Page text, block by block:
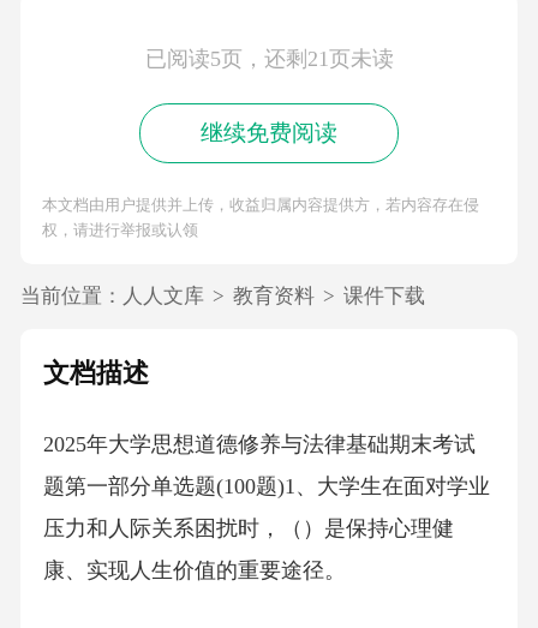
已阅读5页，还剩21页未读
继续免费阅读
本文档由用户提供并上传，收益归属内容提供方，若内容存在侵
权，请进行举报或认领
当前位置： 人人文库 > 教育资料 > 课件下载
文档描述
2025年大学思想道德修养与法律基础期末考试
题第一部分单选题(100题)1、大学生在面对学业
压力和人际关系困扰时，（）是保持心理健
康、实现人生价值的重要途径。